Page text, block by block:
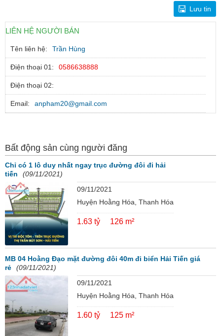
Lưu tin
LIÊN HỆ NGƯỜI BÁN
Tên liên hệ: Trần Hùng
Điện thoại 01: 0586638888
Điện thoại 02:
Email: anpham20@gmail.com
Bất động sản cùng người đăng
Chỉ có 1 lô duy nhất ngay trục đường đôi đi hải
tiến
(09/11/2021)
09/11/2021
Huyện Hoằng Hóa, Thanh Hóa
1.63 tỷ 126 m²
MB 04 Hoằng Đạo mặt đường đôi 40m đi biển Hải Tiến giá
rẻ
(09/11/2021)
09/11/2021
Huyện Hoằng Hóa, Thanh Hóa
1.60 tỷ 125 m²